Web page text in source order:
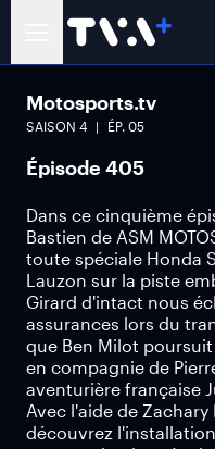
Motosports.tv
SAISON 4 ÉP. 05
Épisode 405
Dans ce cinquième
Bastien de ASM
toute spéciale Honda
Lauzon sur la piste
Girard d'intact nous
assurances lors du
que Ben Milot
en compagnie de
aventurière française
Avec l'aide de
découvrez